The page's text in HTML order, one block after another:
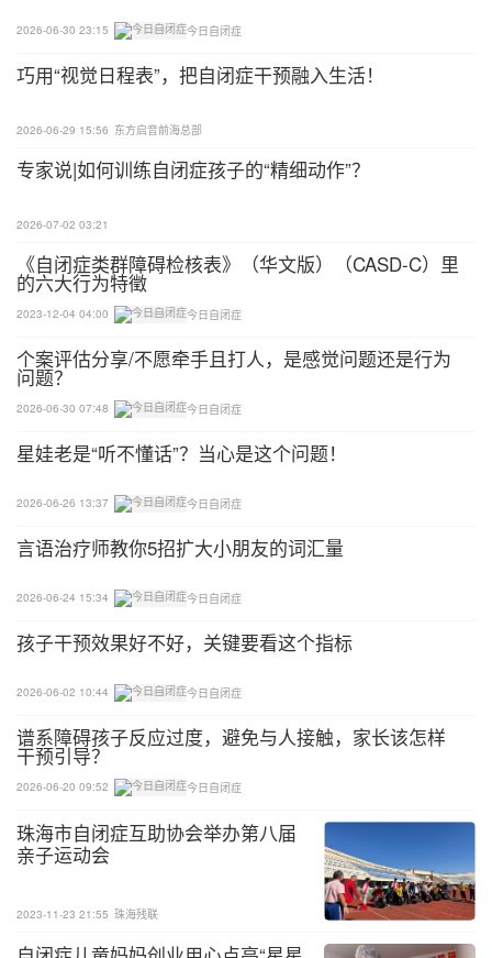
或者以特殊兴趣为目标行为实现的强化物，能够促进
灵敏度、情感理解和社会交往技能等方面的发展。看
用，是不是也只能为专业人士所用？
不可否认，专业人士因为知识的系统性和实操经验的
丰富性，在使用时能够很好地发挥它的作用。但是，
可喜的是，限制性兴趣因其灵活性、可操作性、易上
手性等特点可以被教师、临床医师以及孩子父母广泛
使用。
家长在日常生活中，也可以围绕限制性兴趣开展游
戏，提升自闭症谱系障碍个体的整体认知水平。不
过，需要注意的是，每个孩子的限制性兴趣存在个体
差异，在实践过程中需要根据孩子的具体情况选择限
目标和干预程序，展开适合孩子个人特点的活动。
给出两点简单的建议：
第一，摆正心态，转变观念，细心观察，找到孩子的
特殊兴趣。
孩子确诊自闭症后，大部分人更倾向于用“问题”导向
的眼光看待孩子的一举一动。孩子做什么都容易跟自
闭症联系起来，总想要去矫正孩子的行为，把他变得
2026-06-30 23:15 今日自闭症
巧用“视觉日程表”，把自闭症干预融入生活！
2026-06-29 15:56 东方启音前海总部
专家说|如何训练自闭症孩子的“精细动作”？
2026-07-02 03:21
《自闭症类群障碍检核表》（华文版）（CASD-C）里
的六大行为特徵
2023-12-04 04:00 今日自闭症
个案评估分享/不愿牵手且打人，是感觉问题还是行为
问题？
2026-06-30 07:48 今日自闭症
星娃老是“听不懂话”？当心是这个问题！
2026-06-26 13:37 今日自闭症
言语治疗师教你5招扩大小朋友的词汇量
2026-06-24 15:34 今日自闭症
孩子干预效果好不好，关键要看这个指标
2026-06-02 10:44 今日自闭症
谱系障碍孩子反应过度，避免与人接触，家长该怎样
干预引导？
2026-06-20 09:52 今日自闭症
珠海市自闭症互助协会举办第八届
亲子运动会
2023-11-23 21:55 珠海残联